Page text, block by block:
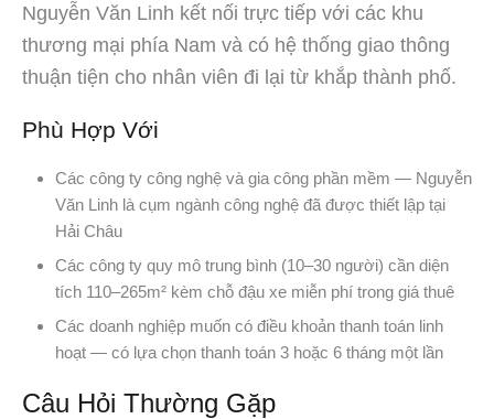
Nguyễn Văn Linh kết nối trực tiếp với các khu
thương mại phía Nam và có hệ thống giao thông
thuận tiện cho nhân viên đi lại từ khắp thành phố.
Phù Hợp Với
Các công ty công nghệ và gia công phần mềm — Nguyễn
Văn Linh là cụm ngành công nghệ đã được thiết lập tại
Hải Châu
Các công ty quy mô trung bình (10–30 người) cần diện
tích 110–265m² kèm chỗ đậu xe miễn phí trong giá thuê
Các doanh nghiệp muốn có điều khoản thanh toán linh
hoạt — có lựa chọn thanh toán 3 hoặc 6 tháng một lần
Câu Hỏi Thường Gặp